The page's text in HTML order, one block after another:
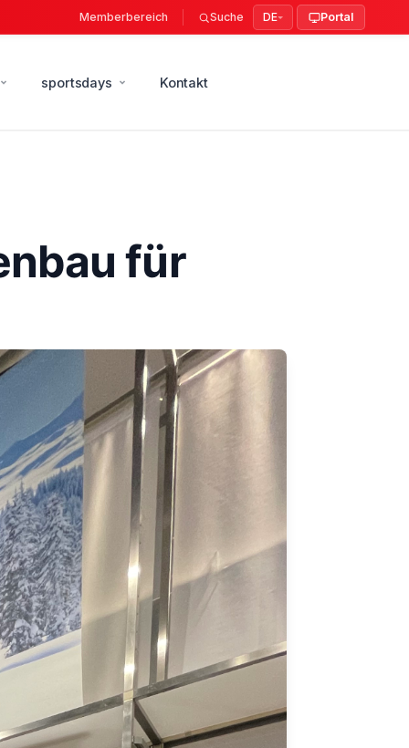
Memberbereich Suche DE Portal
sportsdays Kontakt
für